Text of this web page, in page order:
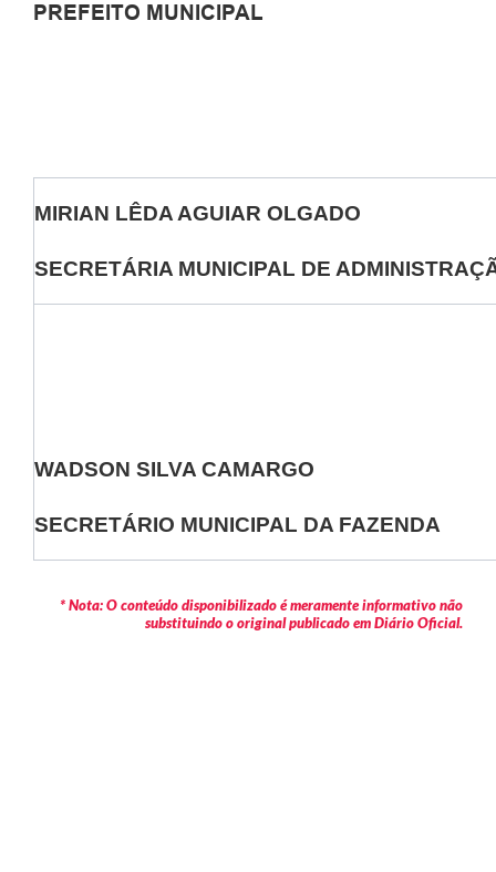
PREFEITO MUNICIPAL
MIRIAN LÊDA AGUIAR OLGADO
SECRETÁRIA MUNICIPAL DE
WADSON SILVA CAMARGO
SECRETÁRIO MUNICIPAL DA FAZENDA
* Nota: O conteúdo disponibilizado é meramente informativo não
substituindo o original publicado em Diário Oficial.